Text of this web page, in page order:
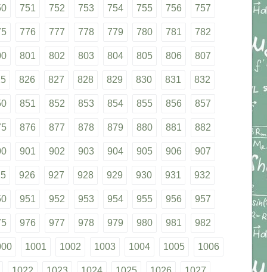
751 752 753 754 755 756 757
776 777 778 779 780 781 782
801 802 803 804 805 806 807
826 827 828 829 830 831 832
851 852 853 854 855 856 857
876 877 878 879 880 881 882
901 902 903 904 905 906 907
926 927 928 929 930 931 932
951 952 953 954 955 956 957
976 977 978 979 980 981 982
1001 1002 1003 1004 1005 1006